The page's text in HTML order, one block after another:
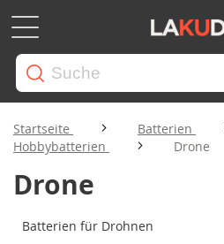
Startseite
Batterien
Hobbybatterien
Drone
Drone
Batterien für Drohnen